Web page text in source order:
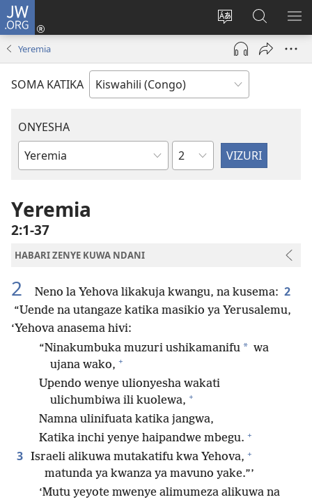
JW.ORG
Badili
luga
ya
adresi
Ingia
(opens
window)
Tafuta
ku
JW.ORG
Yeremia
SOMA KATIKA
ONYESHA
Vitabu
Biblia
Sura
Yeremia
2:1-37
HABARI ZENYE KUWA NDANI
2 Neno la Yehova likakuja kwangu, na kusema: 2
“Uende na utangaze katika masikio ya Yerusalemu,
‘Yehova anasema hivi:
“Ninakumbuka muzuri ushikamanifu * wa
ujana wako, +
Upendo wenye ulionyesha wakati
ulichumbiwa ili kuolewa, +
Namna ulinifuata katika jangwa,
Katika inchi yenye haipandwe mbegu. +
3 Israeli alikuwa mutakatifu kwa Yehova, +
matunda ya kwanza ya mavuno yake.”’
‘Mutu yeyote mwenye alimumeza alikuwa na